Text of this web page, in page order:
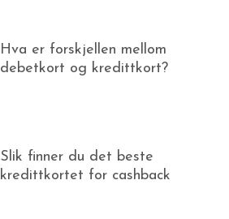
Hva er forskjellen mellom
debetkort og kredittkort?
Slik finner du det beste
kredittkortet for cashback